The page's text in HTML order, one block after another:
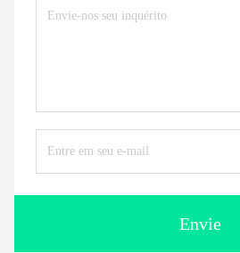
Envie